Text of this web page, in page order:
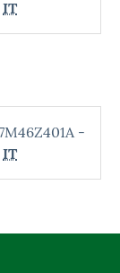
IT
-
IT